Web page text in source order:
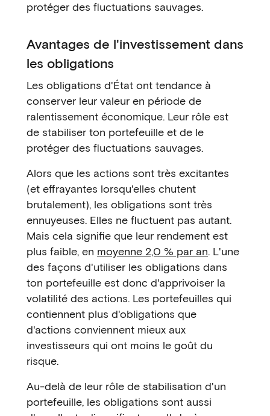
protéger des fluctuations sauvages.
Avantages de l'investissement dans
les obligations
Les obligations d'État ont tendance à
conserver leur valeur en période de
ralentissement économique. Leur rôle est
de stabiliser ton portefeuille et de le
protéger des fluctuations sauvages.
Alors que les actions sont très excitantes
(et effrayantes lorsqu'elles chutent
brutalement), les obligations sont très
ennuyeuses. Elles ne fluctuent pas autant.
Mais cela signifie que leur rendement est
plus faible, en moyenne 2,0 % par an. L'une
des façons d'utiliser les obligations dans
ton portefeuille est donc d'apprivoiser la
volatilité des actions. Les portefeuilles qui
contiennent plus d'obligations que
d'actions conviennent mieux aux
investisseurs qui ont moins le goût du
risque.
Au-delà de leur rôle de stabilisation d'un
portefeuille, les obligations sont aussi